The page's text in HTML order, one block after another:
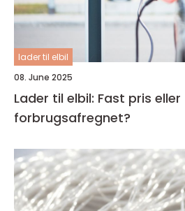
lader til elbil
08. June 2025
Lader til elbil: Fast pris eller
forbrugsafregnet?